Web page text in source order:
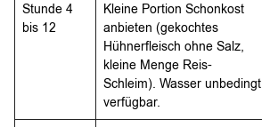
Stunde 4
bis 12
Kleine Portion Schonkost
anbieten (gekochtes
Hühnerfleisch ohne Salz,
kleine Menge Reis-
Schleim). Wasser unbedingt
verfügbar.